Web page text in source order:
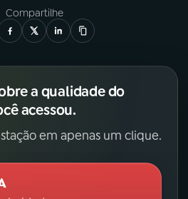
Compartilhe
a qualidade do
acessou.
em apenas um clique.